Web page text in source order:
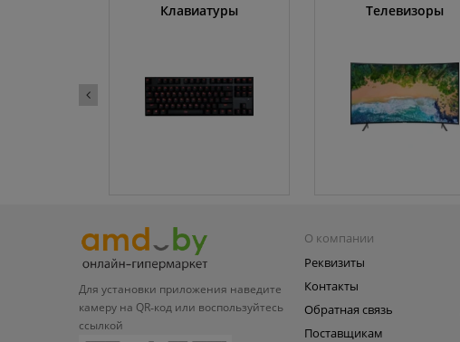
Клавиатуры Телевизоры
Для установки приложения наведите
камеру на QR‑код или воспользуйтесь
ссылкой
О компании
Реквизиты
Контакты
Обратная связь
Поставщикам